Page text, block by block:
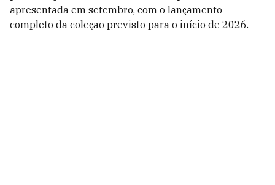
apresentada em setembro, com o lançamento
completo da coleção previsto para o início de 2026.